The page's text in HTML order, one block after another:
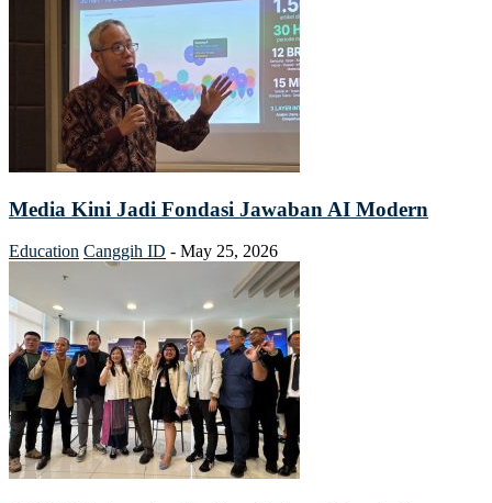
Media Kini Jadi Fondasi Jawaban AI Modern
Education Canggih ID - May 25, 2026